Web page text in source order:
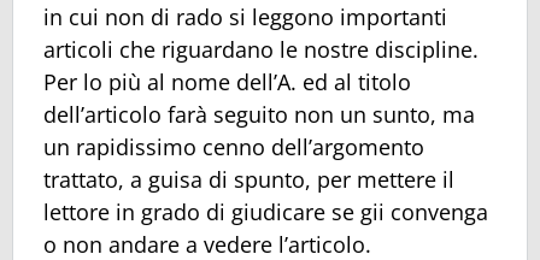
in cui non di rado si leggono importanti
articoli che riguardano le nostre discipline.
Per lo più al nome dell’A. ed al titolo
dell’articolo farà seguito non un sunto, ma
un rapidissimo cenno dell’argomento
trattato, a guisa di spunto, per mettere il
lettore in grado di giudicare se gii convenga
o non andare a vedere l’articolo.